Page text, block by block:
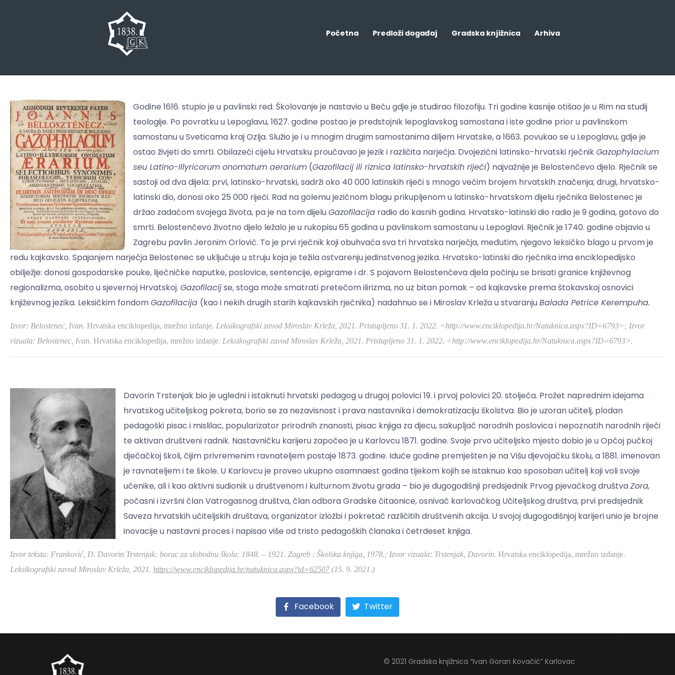
Početna Predloži događaj Gradska knjižnica Arhiva
Godine 1616. stupio je u pavlinski red. Školovanje je nastavio u Bečugdje je studirao filozofiju. Tri godine kasnije otišao je u Rim na studij
teologije. Po povratku u Lepoglavu, 1627. godine postao je predstojnik lepoglavskog samostana i iste godine prior u pavlinskom
samostanu u Sveticama kraj Ozlja. Služio je i u mnogim drugim samostanima diljem Hrvatske, a 1663. povukao se u Lepoglavu, gdje je
ostao živjeti do smrti. Obilazeći cijelu Hrvatsku proučavao je jezik i različita narječja. Dvojezični latinsko-hrvatski rječnikGazophylacium
seu Latino-Illyricorum onomatum aerarium (Gazofilacij ili riznica latinsko-hrvatskih riječi) najvažnije je Belostenčevo djelo. Rječnik se
sastoji od dva dijela: prvi, latinsko-hrvatski, sadrži oko 40 000 latinskih riječi s mnogo većim brojem hrvatskih značenja; drugi, hrvatsko-
latinski dio, donosi oko 25 000 riječi. Rad na golemu jezičnom blagu prikupljenom u latinsko-hrvatskom dijelu rječnika Belostenec je
držao zadaćom svojega života, pa je na tom dijeluGazofilacija radio do kasnih godina. Hrvatsko-latinski dio radio je 9 godina, gotovo do
smrti. Belostenčevo životno djelo ležalo je u rukopisu 65 godina u pavlinskom samostanu u Lepoglavi. Rječnik je 1740. godine objavio u
Zagrebu pavlin Jeronim Orlović. To je prvi rječnik koji obuhvaća sva tri hrvatska narječja, međutim, njegovo leksičko blago u prvom je
redu kajkavsko. Spajanjem narječja Belostenec se uključuje u struju koja je težila ostvarenju jedinstvenog jezika. Hrvatsko-latinski dio rječnika ima enciklopedijsko
obilježje: donosi gospodarske pouke, liječničke naputke, poslovice, sentencije, epigrame i dr. S pojavom Belostenčeva djela počinju se brisati granice književnog
regionalizma, osobito u sjevernoj Hrvatskoj. Gazofilacijse, stoga može smatrati pretečom ilirizma, no uz bitan pomak – od kajkavske prema štokavskoj osnovici
književnog jezika. Leksičkim fondomGazofilacija (kao i nekih drugih starih kajkavskih rječnika) nadahnuo se i Miroslav Krleža u stvaranjuBalada Petrice Kerempuha.
Izvor: Belostenec, Ivan. Hrvatska enciklopedija, mrežno izdanje. Leksikografski zavod Miroslav Krleža, 2021. Pristupljeno 31. 1. 2022. <http://www.enciklopedija.hr/Natuknica.aspx?ID=6793>; Izvor
vizuala: Belostenec, Ivan. Hrvatska enciklopedija, mrežno izdanje. Leksikografski zavod Miroslav Krleža, 2021. Pristupljeno 31. 1. 2022. <http://www.enciklopedija.hr/Natuknica.aspx?ID=6793>.
Davorin Trstenjak bio je ugledni i istaknuti hrvatski pedagog u drugoj polovici 19. i prvoj polovici 20. stoljeća. Prožet naprednim idejama
hrvatskog učiteljskog pokreta, borio se za nezavisnost i prava nastavnika i demokratizaciju školstva. Bio je uzoran učitelj, plodan
pedagoški pisac i mislilac, popularizator prirodnih znanosti, pisac knjiga za djecu, sakupljač narodnih poslovica i nepoznatih narodnih riječi
te aktivan društveni radnik. Nastavničku karijeru započeo je u Karlovcu 1871. godine. Svoje prvo učiteljsko mjesto dobio je u Općoj pučkoj
dječačkoj školi, čijim privremenim ravnateljem postaje 1873. godine. Iduće godine premješten je na Višu djevojačku školu, a 1881. imenovan
je ravnateljem i te škole. U Karlovcu je proveo ukupno osamnaest godina tijekom kojih se istaknuo kao sposoban učitelj koji voli svoje
učenike, ali i kao aktivni sudionik u društvenom i kulturnom životu grada – bio je dugogodišnji predsjednik Prvog pjevačkog društvaZora,
počasni i izvršni član Vatrogasnog društva, član odbora Gradske čitaonice, osnivač karlovačkog Učiteljskog društva, prvi predsjednik
Saveza hrvatskih učiteljskih društava, organizator izložbi i pokretač različitih društvenih akcija. U svojoj dugogodišnjoj karijeri unio je brojne
inovacije u nastavni proces i napisao više od tristo pedagoških članaka i četrdeset knjiga.
Izvor teksta: Franković, D. Davorin Trstenjak: borac za slobodnu školu: 1848. – 1921. Zagreb : Školska knjiga, 1978.; Izvor vizuala: Trstenjak, Davorin. Hrvatska enciklopedija, mrežno izdanje.
Leksikografski zavod Miroslav Krleža, 2021. https://www.enciklopedija.hr/natuknica.aspx?id=62507(15. 9. 2021.)
Facebook Twitter
© 2021 Gradska knjižnica “Ivan Goran Kovačić” Karlovac